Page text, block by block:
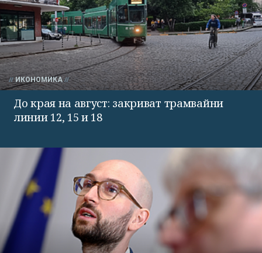
ИКОНОМИКА
До края на август: закриват трамвайни
линии 12, 15 и 18